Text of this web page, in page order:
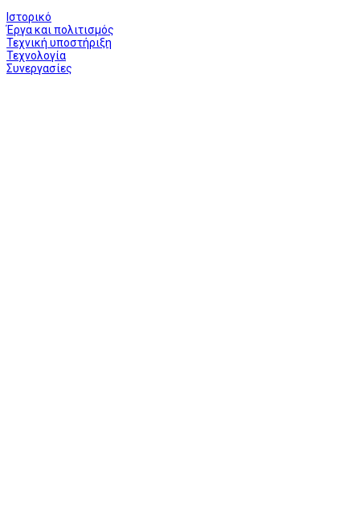
Ιστορικό
Έργα και πολιτισμός
Τεχνική υποστήριξη
Τεχνολογία
Συνεργασίες